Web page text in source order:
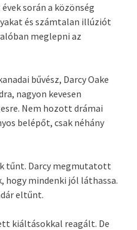
során a közönség
és számtalan illúziót
meglepni az
bűvész, Darcy Oake
nagyon kevesen
Nem hozott drámai
belépőt, csak néhány
tűnt. Darcy megmutatott
hogy mindenki jól láthassa.
eltűnt.
kiáltásokkal reagált. De